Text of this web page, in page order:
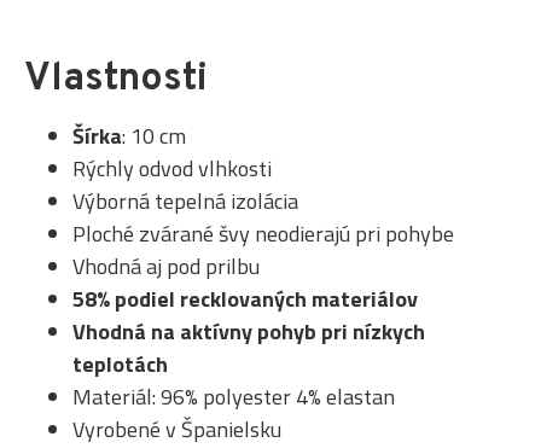
Vlastnosti
Šírka: 10 cm
Rýchly odvod vlhkosti
Výborná tepelná izolácia
Ploché zvárané švy neodierajú pri pohybe
Vhodná aj pod prilbu
58% podiel recklovaných materiálov
Vhodná na aktívny pohyb pri nízkych
teplotách
Materiál: 96% polyester 4% elastan
Vyrobené v Španielsku